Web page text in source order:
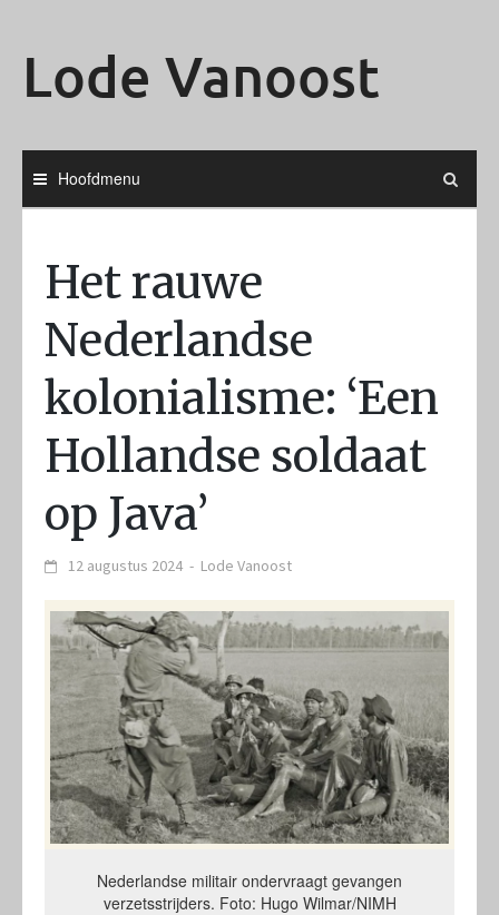
Lode Vanoost
Hoofdmenu
Het rauwe
Nederlandse
kolonialisme: ‘Een
Hollandse soldaat
op Java’
12 augustus 2024 - Lode Vanoost
Nederlandse militair ondervraagt gevangen
verzetsstrijders. Foto: Hugo Wilmar/NIMH